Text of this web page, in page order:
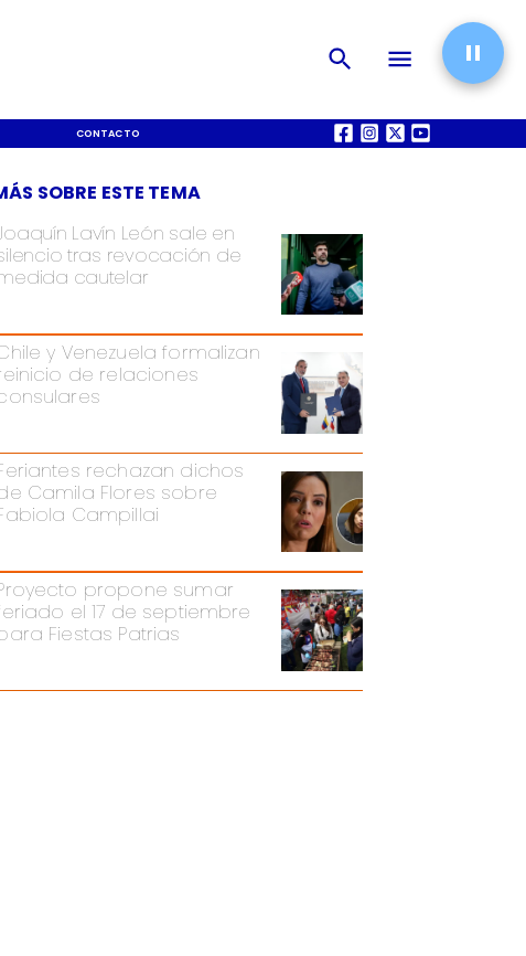
CONTACTO QUIÉNES SOMOS
Lavín León sale en
tras revocación de
cautelar
y Venezuela formalizan
de relaciones
rechazan dichos
Camila Flores sobre
Campillai
propone sumar
el 17 de septiembre
Fiestas Patrias
SOBRE ESTE TEMA